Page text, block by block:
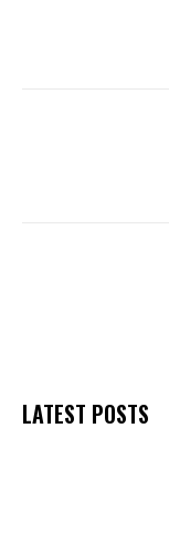
LATEST POSTS